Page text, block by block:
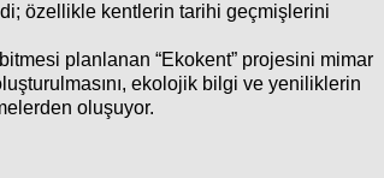
özellikle kentlerin tarihi geçmişlerini
planlanan “Ekokent” projesini mimar
ekolojik bilgi ve yeniliklerin
oluşuyor.